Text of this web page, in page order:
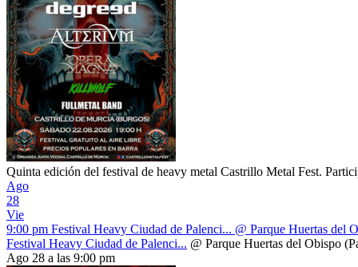
Quinta edición del festival de heavy metal Castrillo Metal Fest.
Ago
28
Vie
9:00 pm Festival Heavy Ciudad de Palenci... @ Parque Huertas del
Festival Heavy Ciudad de Palenci... @ Parque Huertas del Obispo
Ago 28 a las 9:00 pm